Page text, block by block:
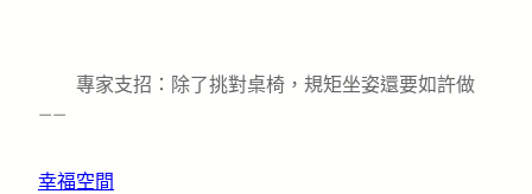
專家支招：除了挑對桌椅，規矩坐姿還要如許做
——
幸福空間